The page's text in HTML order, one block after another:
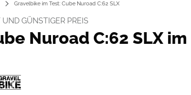
Gravelbike im Test: Cube Nuroad C:62 SLX
GÜNSTIGER PREIS
Nuroad C:62 SLX im